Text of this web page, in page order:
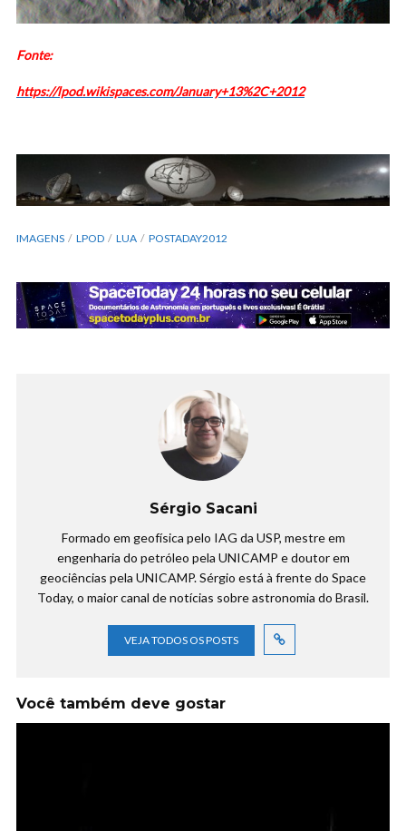
Fonte:
https://lpod.wikispaces.com/January+13%2C+2012
IMAGENS LPOD LUA POSTADAY2012
Sérgio Sacani
Formado em geofísica pelo IAG da USP, mestre em
engenharia do petróleo pela UNICAMP e doutor em
geociências pela UNICAMP. Sérgio está à frente do Space
Today, o maior canal de notícias sobre astronomia do Brasil.
VEJA TODOS OS POSTS
Você também deve gostar